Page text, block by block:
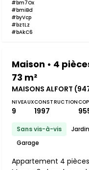
#bm7Ox
#bmiBd
#byVcp
#bztLz
#bAkC6
Maison • 4
73 m²
MAISONS ALFORT
NIVEAUX
9
CONSTRUCTION
1997
Sans vis-à-vis
Jardin
Garage
Appartement 4